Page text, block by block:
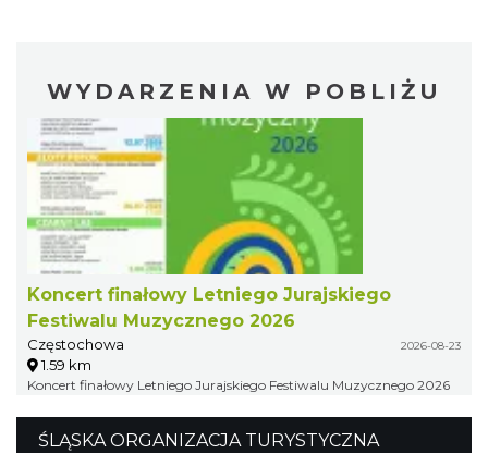
WYDARZENIA W POBLIŻU
Koncert finałowy Letniego Jurajskiego
Festiwalu Muzycznego 2026
Częstochowa 2026-08-23
1.59 km
Koncert finałowy Letniego Jurajskiego Festiwalu Muzycznego 2026
ŚLĄSKA ORGANIZACJA TURYSTYCZNA